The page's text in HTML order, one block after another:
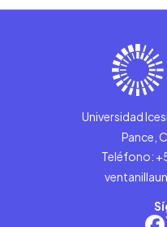
Universidad
Pance,
Teléfono: